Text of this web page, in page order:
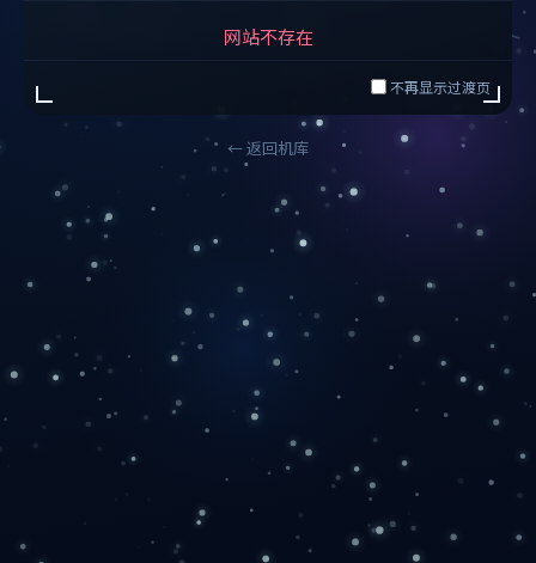
网站不存在
不再显示过渡页
← 返回机库